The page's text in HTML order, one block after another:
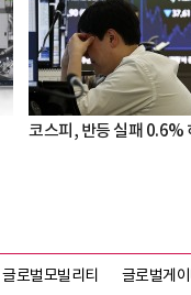
코스피, 반등 실패 0.6%
글로벌모빌리티 글로벌게